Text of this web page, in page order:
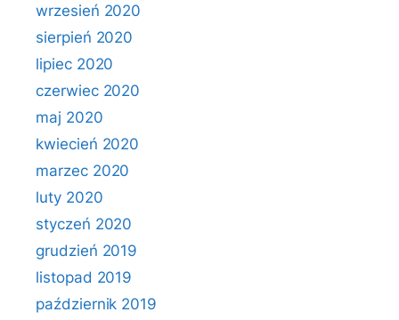
wrzesień 2020
sierpień 2020
lipiec 2020
czerwiec 2020
maj 2020
kwiecień 2020
marzec 2020
luty 2020
styczeń 2020
grudzień 2019
listopad 2019
październik 2019